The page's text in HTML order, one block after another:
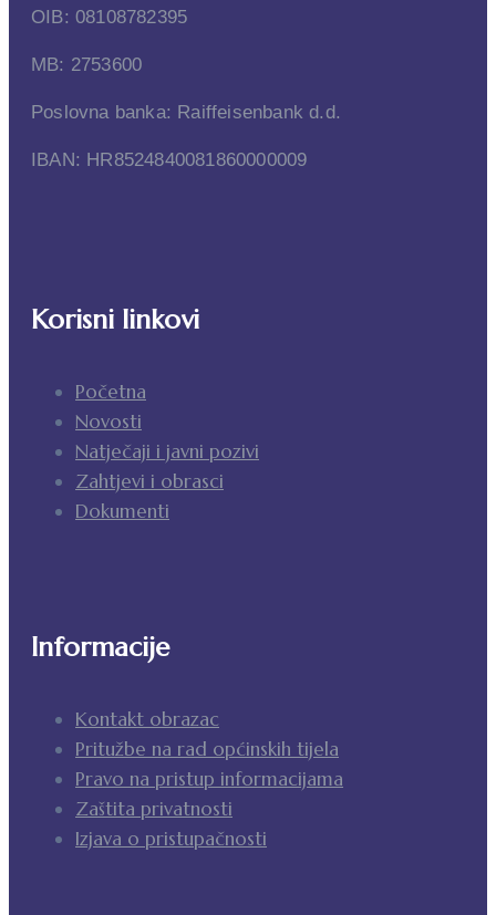
OIB: 08108782395
MB: 2753600
Poslovna banka: Raiffeisenbank d.d.
IBAN: HR8524840081860000009
Korisni linkovi
Početna
Novosti
Natječaji i javni pozivi
Zahtjevi i obrasci
Dokumenti
Informacije
Kontakt obrazac
Pritužbe na rad općinskih tijela
Pravo na pristup informacijama
Zaštita privatnosti
Izjava o pristupačnosti